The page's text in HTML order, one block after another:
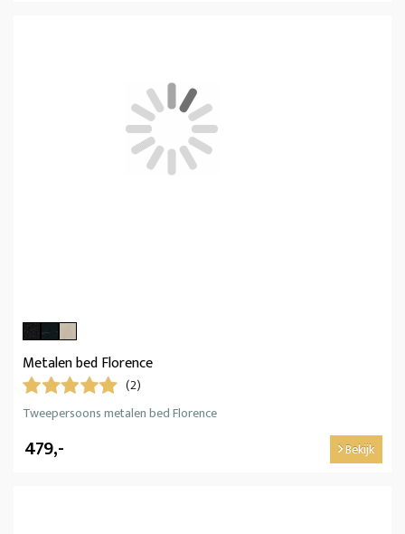
Metalen bed Florence
(2)
Tweepersoons metalen bed Florence
479,- Bekijk